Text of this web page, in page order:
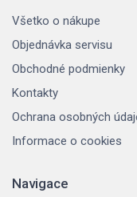
Všetko o nákupe
Objednávka servisu
Obchodné podmienky
Kontakty
Ochrana osobných
Informace o cookies
Navigace